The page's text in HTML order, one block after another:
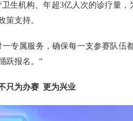
卫生机构、年超3亿人次的诊疗量
策支持。
一专属服务，确保每一支参赛队伍
跃报名。”
只为办赛 更为兴业